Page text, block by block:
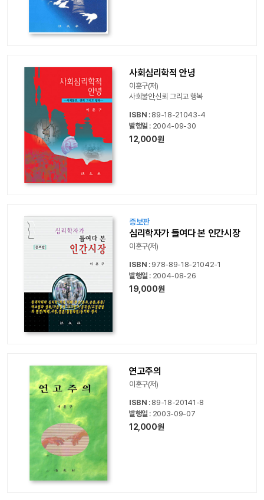
사회심리학적 안녕
이훈구(저)
사회불안,신뢰 그리고 행복
ISBN : 89-18-21043-4
발행일 : 2004-09-30
12,000원
증보판
심리학자가 들여다 본 인간시장
이훈구(저)
ISBN : 978-89-18-21042-1
발행일 : 2004-08-26
19,000원
연고주의
이훈구(저)
ISBN : 89-18-20141-8
발행일 : 2003-09-07
12,000원